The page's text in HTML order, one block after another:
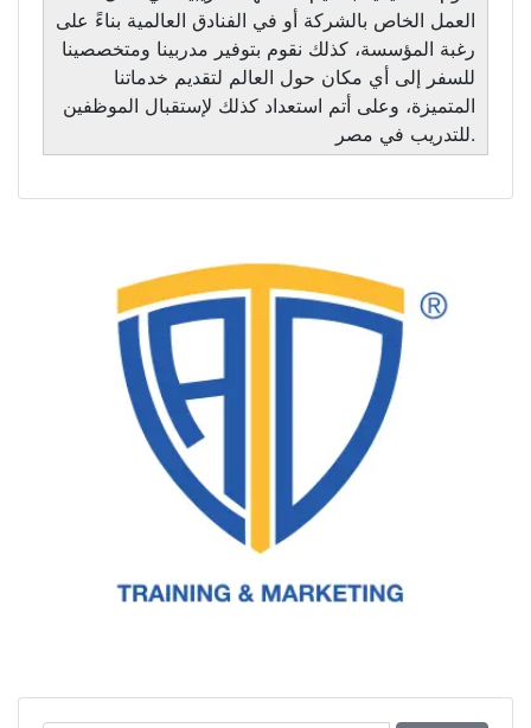
العمل الخاص بالشركة أو في الفنادق العالمية بناءً على
رغبة المؤسسة، كذلك نقوم بتوفير مدربينا ومتخصصينا
للسفر إلى أي مكان حول العالم لتقديم خدماتنا
المتميزة، وعلى أتم استعداد كذلك لإستقبال الموظفين
للتدريب في مصر.